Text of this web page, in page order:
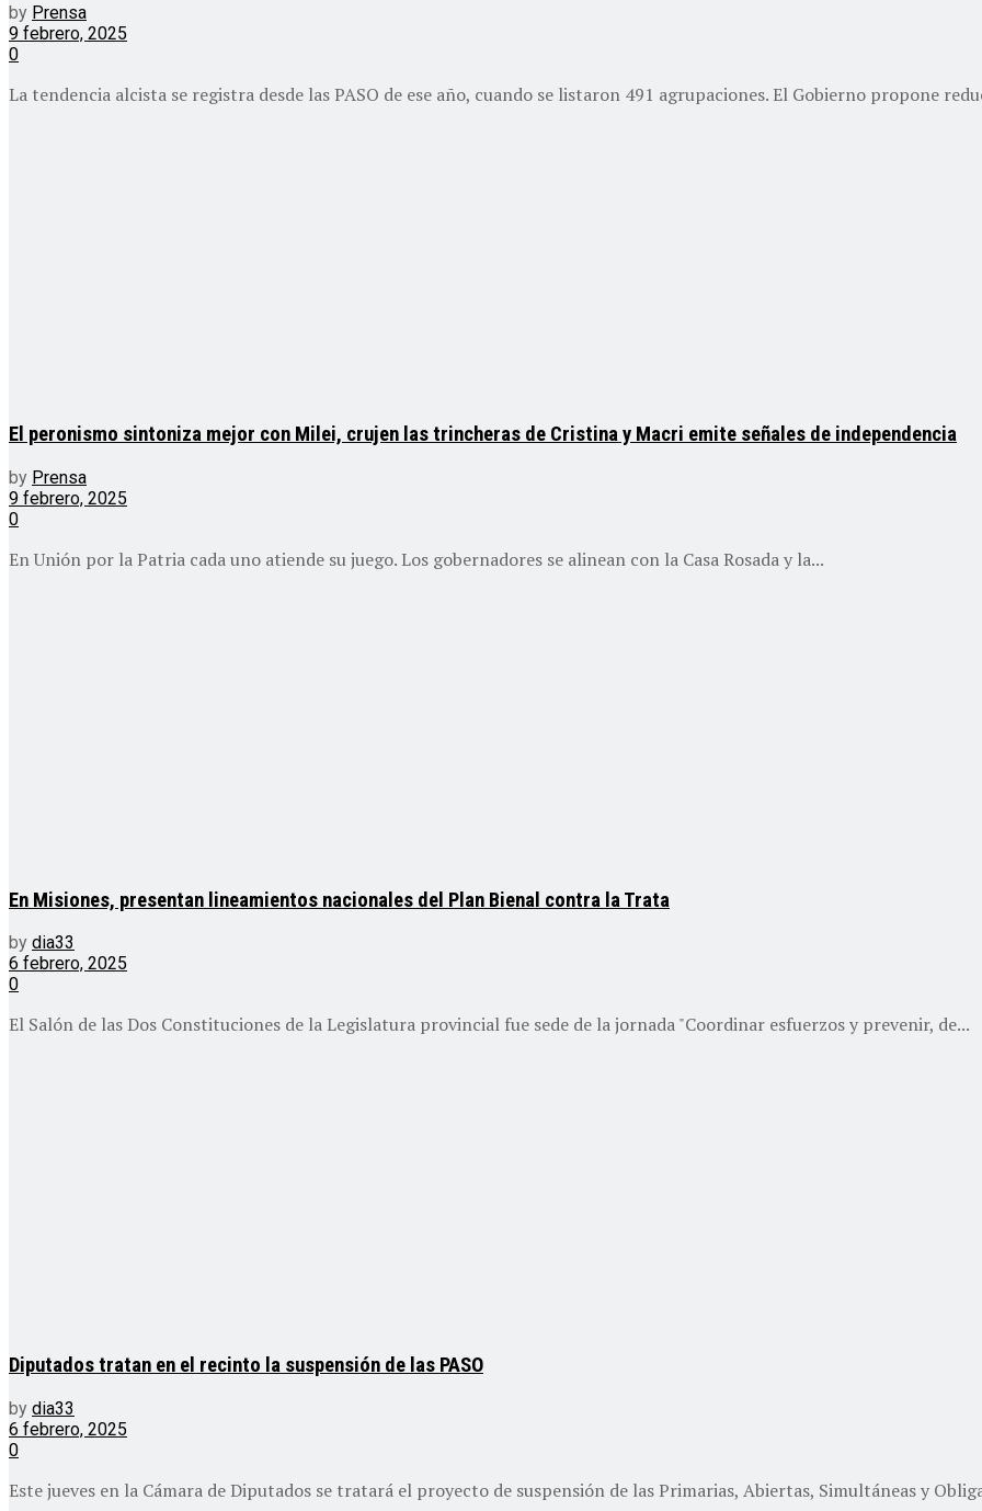
by Prensa
9 febrero, 2025
0
La tendencia alcista se registra desde las PASO de ese año, cuando se listaron 491 agrupaciones. El Gobierno propone
El peronismo sintoniza mejor con Milei, crujen las trincheras de Cristina y Macri emite señales de independencia
by Prensa
9 febrero, 2025
0
En Unión por la Patria cada uno atiende su juego. Los gobernadores se alinean con la Casa Rosada y la...
En Misiones, presentan lineamientos nacionales del Plan Bienal contra la Trata
by dia33
6 febrero, 2025
0
El Salón de las Dos Constituciones de la Legislatura provincial fue sede de la jornada "Coordinar esfuerzos y prevenir, de...
Diputados tratan en el recinto la suspensión de las PASO
by dia33
6 febrero, 2025
0
Este jueves en la Cámara de Diputados se tratará el proyecto de suspensión de las Primarias, Abiertas, Simultáneas y